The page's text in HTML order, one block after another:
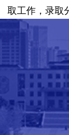
取工作，录取